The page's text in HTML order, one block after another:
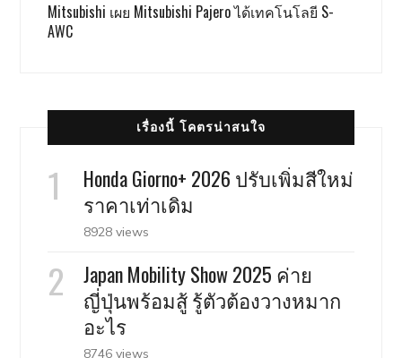
Mitsubishi เผย Mitsubishi Pajero ได้เทคโนโลยี S-
AWC
เรื่องนี้ โคตรน่าสนใจ
Honda Giorno+ 2026 ปรับเพิ่มสีใหม่
ราคาเท่าเดิม
8928 views
Japan Mobility Show 2025 ค่าย
ญี่ปุ่นพร้อมสู้ รู้ตัวต้องวางหมาก
อะไร
8746 views